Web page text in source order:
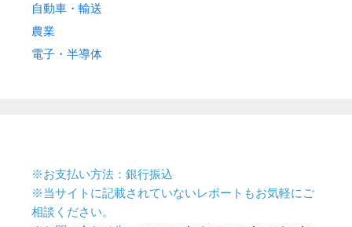
自動車・輸送
農業
電子・半導体
※お支払い方法：銀行振込
※当サイトに記載されていないレポートもお気軽にご
相談ください。